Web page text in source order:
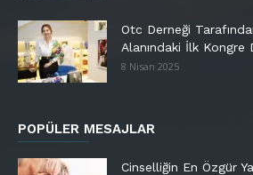
Otc Derneği
Alanındaki İlk Kongre
8 Nisan 2025
POPÜLER MESAJLAR
Cinselliğin En Özgür